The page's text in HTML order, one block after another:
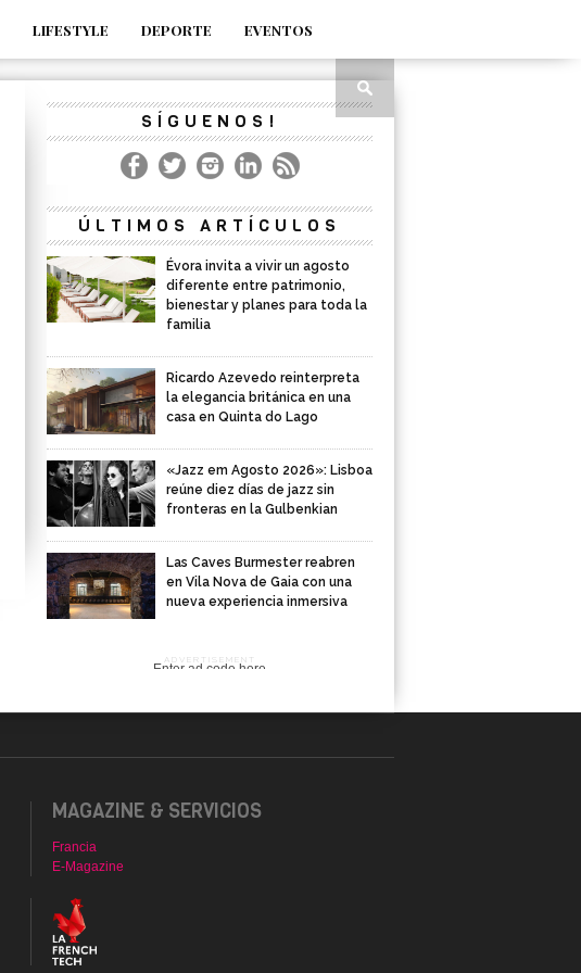
LIFESTYLE DEPORTE
EVENTOS
SÍGUENOS!
ÚLTIMOS ARTÍCULOS
Évora invita a vivir un agosto
diferente entre patrimonio,
bienestar y planes para toda la
familia
Ricardo Azevedo reinterpreta
la elegancia británica en una
casa en Quinta do Lago
«Jazz em Agosto 2026»: Lisboa
reúne diez días de jazz sin
fronteras en la Gulbenkian
Las Caves Burmester reabren
en Vila Nova de Gaia con una
nueva experiencia inmersiva
ADVERTISEMENT
Enter ad code here
MAGAZINE & SERVICIOS
Francia
E-Magazine